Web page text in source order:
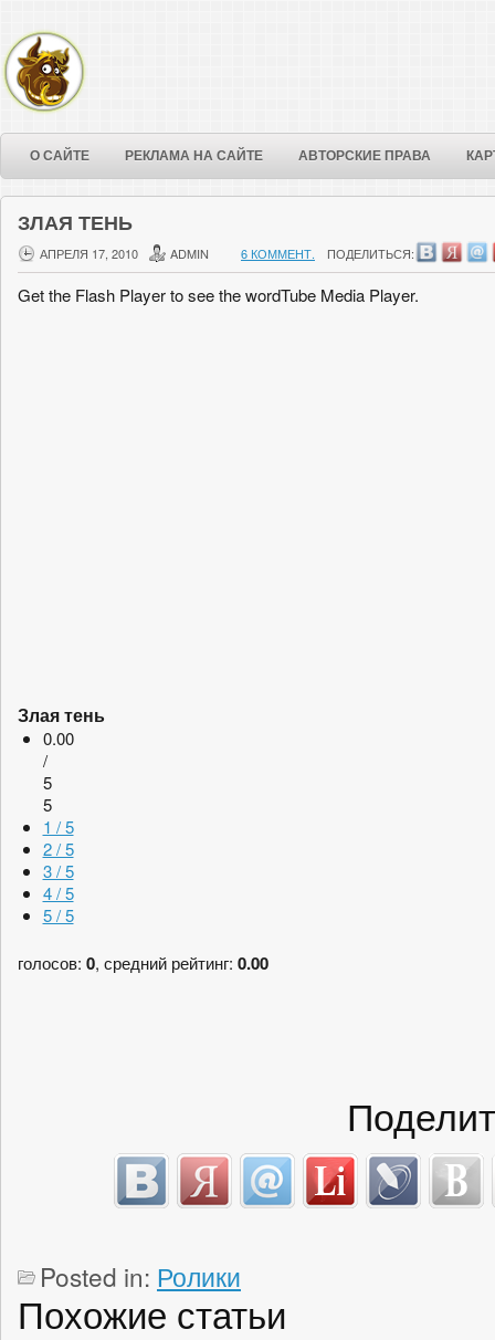
О САЙТЕ РЕКЛАМА НА САЙТЕ АВТОРСКИЕ ПРАВА
ЗЛАЯ ТЕНЬ
АПРЕЛЯ 17, 2010 ADMIN 6 КОММЕНТ. ПОДЕЛИТЬСЯ:
Get the Flash Player to see the wordTube Media Player.
Злая тень
0.00
/
5
5
1 / 5
2 / 5
3 / 5
4 / 5
5 / 5
голосов: 0, средний рейтинг: 0.00
Posted in: Ролики
Похожие статьи